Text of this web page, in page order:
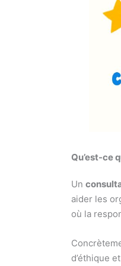
Qu’est-ce
Un
aider les
où la
d’éthique